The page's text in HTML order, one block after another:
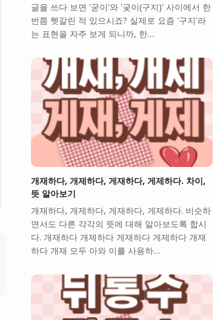
글을 쓰다 보면 '굳이'와 '궂이(구지)' 사이에서 한
번쯤 헷갈린 적 있으시죠? 실제로 요즘 '구지'라
는 표현을 자주 보게 되니까, 한…
개재하다, 개제하다, 게재하다, 게제하다. 차이,
뜻 알아보기
개재하다, 개제하다, 게재하다, 게제하다. 비슷하
면서도 다른 각각의 뜻에 대해 알아보도록 합시
다. 개재하다 개제하다 게재하다 게제하다 개재
하다 개재 모두 아와 이를 사용하…